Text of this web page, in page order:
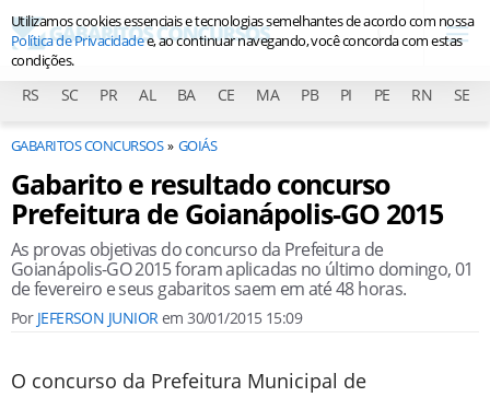
RS SC PR AL BA CE MA PB PI PE RN SE
GABARITOS CONCURSOS GOIÁS
Gabarito e resultado concurso
Prefeitura de Goianápolis-GO 2015
As provas objetivas do concurso da Prefeitura de
Goianápolis-GO 2015 foram aplicadas no último domingo, 01
de fevereiro e seus gabaritos saem em até 48 horas.
Por JEFERSON JUNIORem30/01/2015 15:09
O concurso da Prefeitura Municipal de
Utilizamos cookies essenciais e tecnologias semelhantes de acordo com nossa
Política de Privacidadee, ao continuar navegando, você concorda com estas
condições.